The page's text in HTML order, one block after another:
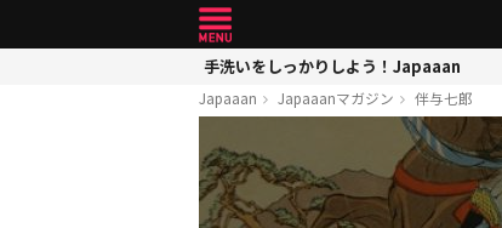
手洗いをしっかりしよう！Japaaan
Japaaan Japaaanマガジン 伴与七郎